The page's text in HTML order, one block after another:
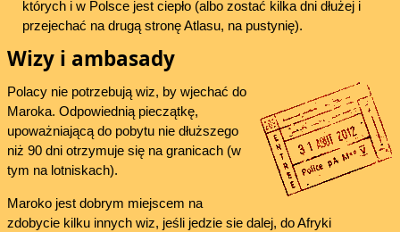
których i w Polsce jest ciepło (albo zostać kilka dni dłużej i
przejechać na drugą stronę Atlasu, na pustynię).
Wizy i ambasady
Polacy nie potrzebują wiz, by wjechać do
Maroka. Odpowiednią pieczątkę,
upoważniającą do pobytu nie dłuższego
niż 90 dni otrzymuje się na granicach (w
tym na lotniskach).
Maroko jest dobrym miejscem na
zdobycie kilku innych wiz, jeśli jedzie sie dalej, do Afryki